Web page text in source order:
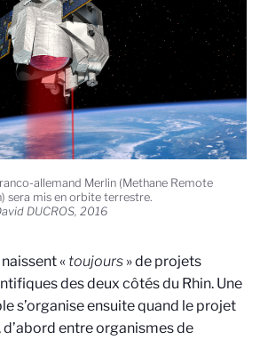
allemand Merlin (Methane Remote
sera mis en orbite terrestre.
DUCROS, 2016
« toujours » de projets
des deux côtés du Rhin. Une
s’organise ensuite quand le projet
d’abord entre organismes de